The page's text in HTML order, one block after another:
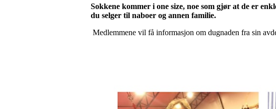
Sokkene kommer i one size, noe som gjør at de er
du selger til naboer og annen familie.
Medlemmene vil få informasjon om dugnaden fra sin